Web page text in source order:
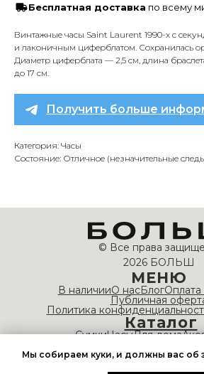
Бесплатная доставка по всему
Винтажные часы Saint Laurent 1990-х с
и лаконичным циферблатом. Сохранилась
Диаметр циферблата — 2,5 см, длина
до 17 см.
Получить больше
Категория: Часы
Состояние: Отличное (незначительные
© Все права
2026 БОЛЬШ
МЕНЮ
В наличииО насБлогОплата
Публичная
Политика
Каталог
СумкиЧасыДля дома
НАШИ
Мы собираем куки, и должны вас об